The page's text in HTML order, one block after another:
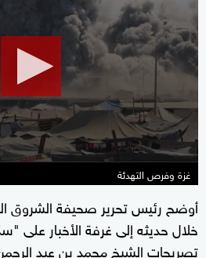
غزة وفرص التهدئة
أوضح رئيس تحرير صحيفة الشروق
خلال حديثه إلى غرفة الأخبار على
تصريحات الشيخ محمد بن عبد